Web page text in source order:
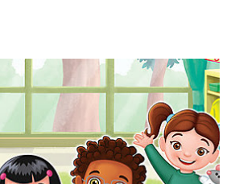
превенция и интервенция на
отклонения, управител и
Дипломиран психолог в Университет
И Не на последно място майка на две
09.02.2024. от 09:30ч. Такса за